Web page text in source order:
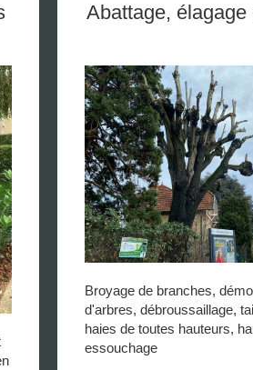
Abattage, élagage
Broyage de branches,
d'arbres, débroussaillage,
haies de toutes hauteurs,
essouchage